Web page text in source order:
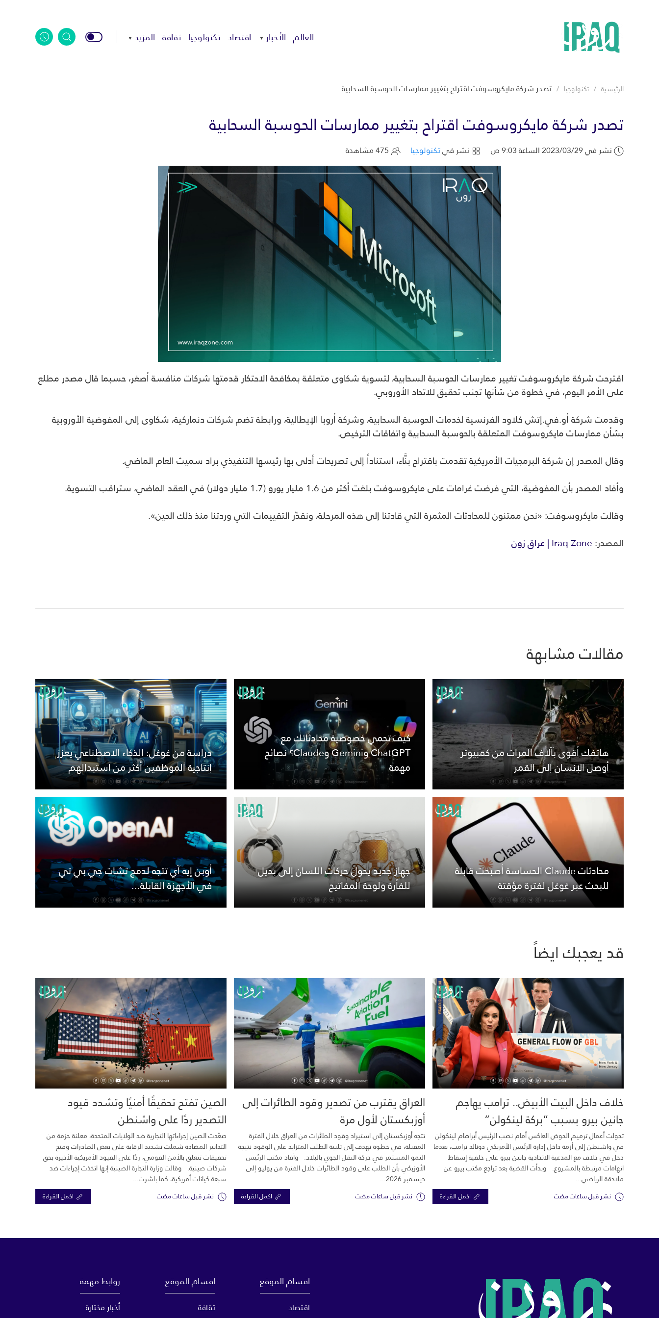
العالم الأخبار اقتصاد تكنولوجيا ثقافة المزيد
الرئيسية تكنولوجيا تصدر شركة مايكروسوفت اقتراح بتغيير ممارسات الحوسبة السحابية
تصدر شركة مايكروسوفت اقتراح بتغيير ممارسات الحوسبة السحابية
نشر في 2023/03/29 الساعة 9:03 ص نشر فيتكنولوجيا
اقترحت شركة مايكروسوفت تغيير ممارسات الحوسبة السحابية، لتسوية شكاوى متعلقة بمكافحة الاحتكار قدمتها شركات منافسة أصغر، حسبما قال مصدر مطلع
على الأمر اليوم، في خطوة من شأنها تجنب تحقيق للاتحاد الأوروبي.
وقدمت شركة أو.في.إتش كلاود الفرنسية لخدمات الحوسبة السحابية، وشركة أروبا الإيطالية، ورابطة تضم شركات دنماركية، شكاوى إلى المفوضية الأوروبية
بشأن ممارسات مايكروسوفت المتعلقة بالحوسبة السحابية واتفاقات الترخيص.
وقال المصدر إن شركة البرمجيات الأمريكية تقدمت باقتراح بنَّاء، استناداً إلى تصريحات أدلى بها رئيسها التنفيذي براد سميث العام الماضي.
وأفاد المصدر بأن المفوضية، التي فرضت غرامات على مايكروسوفت بلغت أكثر من 1.6 مليار يورو (1.7 مليار دولار) في العقد الماضي، ستراقب التسوية
.
وقالت مايكروسوفت: «نحن ممتنون للمحادثات المثمرة التي قادتنا إلى هذه المرحلة، ونقدّر التقييمات التي وردتنا منذ ذلك الحين».
المصدر:Iraq Zone | عراق زون
مقالات مشابهة
هاتفك أقوى بآلاف المرات من كمبيوتر
أوصل الإنسان إلى القمر
كيف تحمي خصوصية محادثاتك مع
ChatGPT وGemini وClaude؟ نصائح
مهمة
دراسة من غوغل: الذكاء الاصطناعي يعزز
إنتاجية الموظفين أكثر من استبدالهم
محادثات Claude الحساسة أصبحت قابلة
للبحث عبر غوغل لفترة مؤقتة
جهاز جديد يحول حركات اللسان إلى بديل
للفأرة ولوحة المفاتيح
أوبن إيه آي تتجه لدمج تشات جي بي تي
في الأجهزة القابلة...
قد يعجبك ايضاً
خلاف داخل البيت الأبيض.. ترامب يهاجم
جانين بيرو بسبب “بركة لينكولن”
تحولت أعمال ترميم الحوض العاكس أمام نصب الرئيس أبراهام لينكولن
في واشنطن إلى أزمة داخل إدارة الرئيس الأمريكي دونالد ترامب، بعدما
دخل في خلاف مع المدعية الاتحادية جانين بيرو على خلفية إسقاط
اتهامات مرتبطة بالمشروع. وبدأت القضية بعد تراجع مكتب بيرو عن
ملاحقة الرياضي...
نشر قبل ساعات مضت اكمل القراءة
العراق يقترب من تصدير وقود الطائرات إلى
أوزبكستان لأول مرة
تتجه أوزبكستان إلى استيراد وقود الطائرات من العراق خلال الفترة
المقبلة، في خطوة تهدف إلى تلبية الطلب المتزايد على الوقود نتيجة
النمو المستمر في حركة النقل الجوي بالبلاد. وأفاد مكتب الرئيس
الأوزبكي بأن الطلب على وقود الطائرات خلال الفترة من يوليو إلى
ديسمبر 2026...
نشر قبل ساعات مضت اكمل القراءة
الصين تفتح تحقيقًا أمنيًا وتشدد قيود
التصدير ردًا على واشنطن
صعّدت الصين إجراءاتها التجارية ضد الولايات المتحدة، معلنة حزمة من
التدابير المضادة شملت تشديد الرقابة على بعض الصادرات وفتح
تحقيقات تتعلق بالأمن القومي، ردًا على القيود الأمريكية الأخيرة بحق
شركات صينية. وقالت وزارة التجارة الصينية إنها اتخذت إجراءات ضد
سبعة كيانات أمريكية، كما باشرت...
نشر قبل ساعات مضت اكمل القراءة
اقسام الموقع
اقتصاد
اقسام الموقع
ثقافة
روابط مهمة
أخبار مختارة